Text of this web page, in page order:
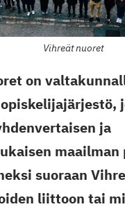
Vihreät nuoret
on
ja
maailman
suoraan
liittoon tai